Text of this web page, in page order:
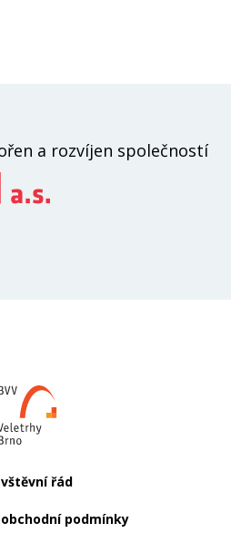
a rozvíjen společností
řád
podmínky